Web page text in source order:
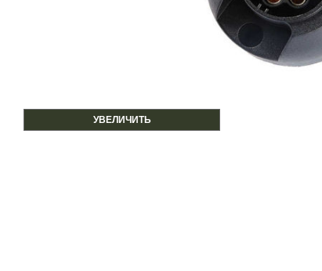
УВЕЛИЧИТЬ